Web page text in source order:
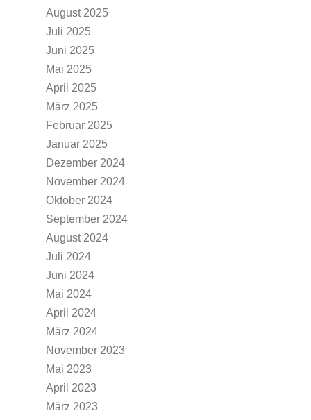
August 2025
Juli 2025
Juni 2025
Mai 2025
April 2025
März 2025
Februar 2025
Januar 2025
Dezember 2024
November 2024
Oktober 2024
September 2024
August 2024
Juli 2024
Juni 2024
Mai 2024
April 2024
März 2024
November 2023
Mai 2023
April 2023
März 2023